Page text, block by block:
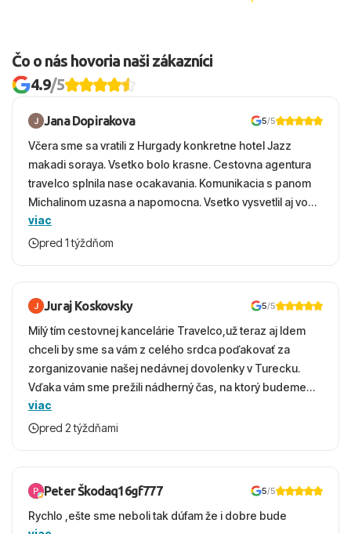
Čo o nás hovoria naši zákazníci
4.9/5
Jana Dopirakova 5/5
Včera sme sa vratili z Hurgady konkretne hotel Jazz
makadi soraya. Vsetko bolo krasne. Cestovna agentura
travelco splnila nase ocakavania. Komunikacia s panom
Michalinom uzasna a napomocna. Vsetko vysvetlil aj vo
vecernych hodinach zaco sa ospravedlnujem. Hotel
krasny, cisty. Sluzby top. Strava, prostredie, more,
viac
pred 1 týždňom
Juraj Koskovsky 5/5
Milý tím cestovnej kancelárie Travelco,už teraz aj Idem
chceli by sme sa vám z celého srdca poďakovať za
zorganizovanie našej nedávnej dovolenky v Turecku.
Vďaka vám sme prežili nádherný čas, na ktorý budeme
ešte dlho s úsmevom spomínať. ​Všetko prebehlo
absolútne hladko – od prvotného výberu zájazdu, cez
bola to trefa do čierneho! ​Čo nás dostalo najviac: ​Skvelé
služby a personál: Vždy usmievaví, ochotní a starostliví
ľudia. ​Gastro zážitok: Výborné, pestré a čerstvé jedlo
viac
pred 2 týždňami
Peter Škodaq16gf777 5/5
Rychlo ,ešte sme neboli tak dúfam že i dobre bude